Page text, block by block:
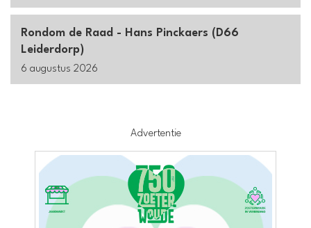
Rondom de Raad - Hans Pinckaers (D66
Leiderdorp)
6 augustus 2026
Advertentie